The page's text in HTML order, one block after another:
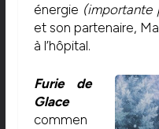
énergie (importante
et son partenaire,
à l’hôpital.
Furie de
Glace
commen